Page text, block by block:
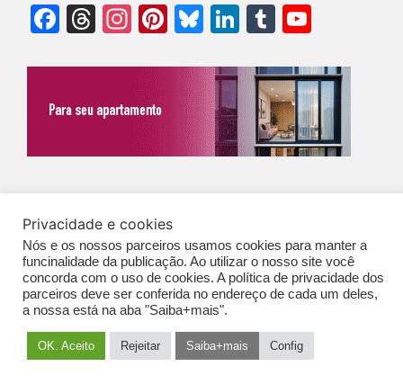
Facebook
Threads
Instagram
Pinterest
Bluesky
LinkedIn
Tumblr
Expediente|Contato|Newsletter
GERAIS DE PUBLICAÇÃO (CGP)
Privacidade e cookies
Nós e os nossos parceiros usamos cookies para manter a
funcinalidade da publicação. Ao utilizar o nosso site você
concorda com o uso de cookies. A política de privacidade dos
parceiros deve ser conferida no endereço de cada um deles,
a nossa está na aba "Saiba+mais".
OK. Aceito Rejeitar Saiba+mais Config